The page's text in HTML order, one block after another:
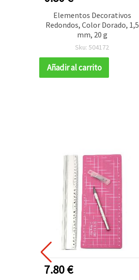
Elementos Decorativos
Redondos, Color Dorado, 1,5
mm, 20 g
Sku: 504172
Añadir al carrito
7.80 €